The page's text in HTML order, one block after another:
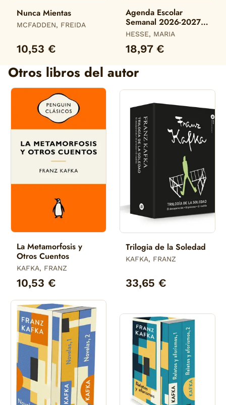
Nunca Mientas
MCFADDEN, FREIDA
10,53 €
Agenda Escolar
Semanal 2026-2027
María Hesse
HESSE, MARIA
18,97 €
Otros libros del autor
La Metamorfosis y
Otros Cuentos
KAFKA, FRANZ
10,53 €
Trilogia de la Soledad
KAFKA, FRANZ
33,65 €